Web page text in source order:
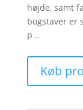
højde, samt
bogstaver er
p ..
Køb